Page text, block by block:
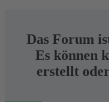
Das Forum
Es können
erstellt